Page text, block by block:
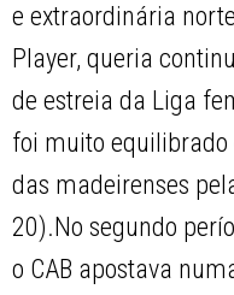
e extraordinária
Player, queria
de estreia da Liga
foi muito
das madeirenses
20).No segundo
o CAB apostava